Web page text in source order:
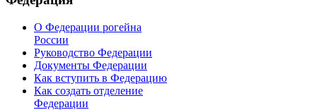
после 10-го Чемпионата мира по
рогейну 2012
07 сентября 2012
О Федерации рогейна
России
Руководство Федерации
Документы Федерации
Как вступить в Федерацию
Как создать отделение
Федерации